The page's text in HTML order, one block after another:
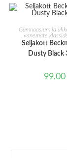
LISA
Gümnaasium ja
vanemate
Seljakott
Dusty Black
99,00